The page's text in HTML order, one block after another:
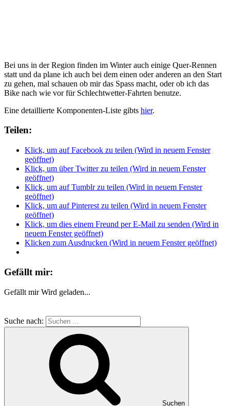
Bei uns in der Region finden im Winter auch einige Quer-Rennen
statt und da plane ich auch bei dem einen oder anderen an den Start
zu gehen, mal schauen ob mir das Spass macht, oder ob ich das
Bike nach wie vor für Schlechtwetter-Fahrten benutze.
Eine detaillierte Komponenten-Liste gibts hier.
Teilen:
Klick, um auf Facebook zu teilen (Wird in neuem Fenster
geöffnet)
Klick, um über Twitter zu teilen (Wird in neuem Fenster
geöffnet)
Klick, um auf Tumblr zu teilen (Wird in neuem Fenster
geöffnet)
Klick, um auf Pinterest zu teilen (Wird in neuem Fenster
geöffnet)
Klick, um dies einem Freund per E-Mail zu senden (Wird in
neuem Fenster geöffnet)
Klicken zum Ausdrucken (Wird in neuem Fenster geöffnet)
Gefällt mir:
Gefällt mir Wird geladen...
Suche nach:
Suchen